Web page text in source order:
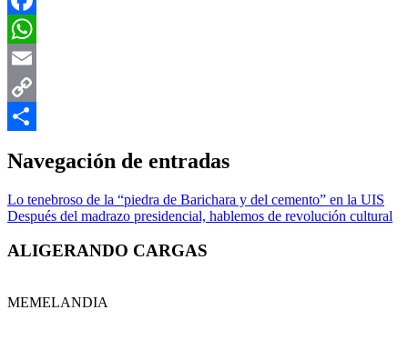
Facebook
WhatsApp
Email
Copy
Navegación de entradas
Lo tenebroso de la “piedra de Barichara y del cemento” en la UIS
Después del madrazo presidencial, hablemos de revolución cultural
ALIGERANDO CARGAS
MEMELANDIA